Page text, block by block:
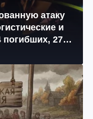
атаку
и
погибших, 27